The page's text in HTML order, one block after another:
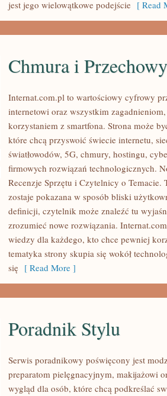
jest jego wielowątkowe podejście [ Read
CHMURA
PRZECHOWYWANIE
DANYCH
Chmura i
Internat.com.pl to wartościowy cyfrowy
internetowi oraz wszystkim
korzystaniem z smartfona. Strona może
które chcą przyswoić świecie internetu,
światłowodów, 5G, chmury, hostingu,
firmowych rozwiązań technologicznych.
Recenzje Sprzętu i Czytelnicy o
zostaje pokazana w sposób bliski
definicji, czytelnik może znaleźć tu
zrozumieć nowe rozwiązania.
wiedzy dla każdego, kto chce pewniej
tematyka strony skupia się wokół
się [ Read More ]
Poradnik Stylu
Serwis poradnikowy poświęcony jest
preparatom pielęgnacyjnym, makijażowi
wygląd dla osób, które chcą podkreślać